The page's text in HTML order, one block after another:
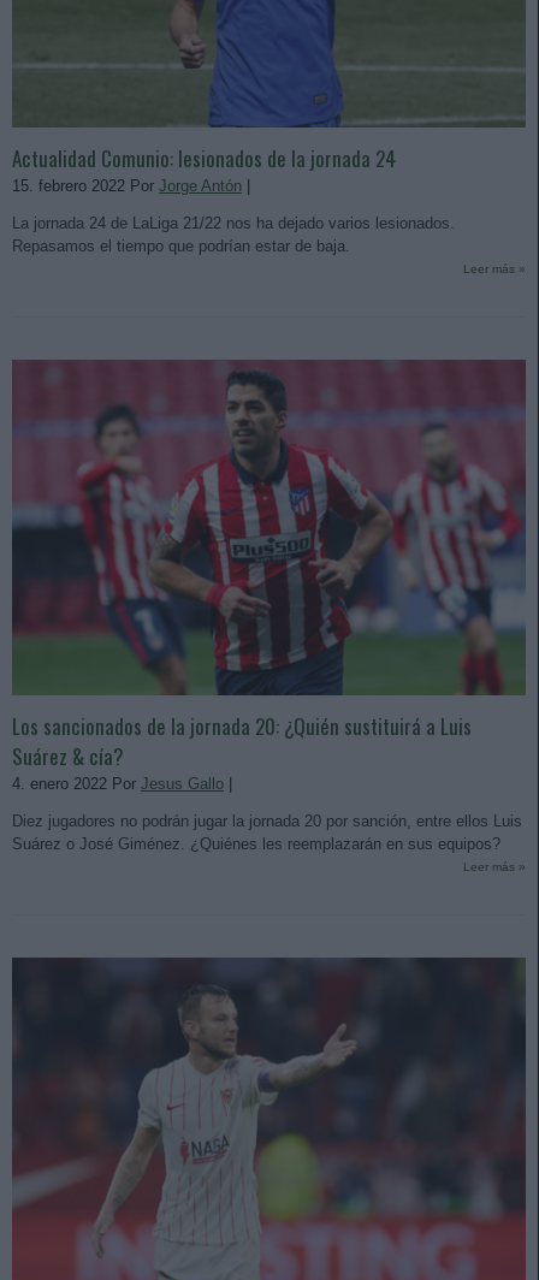
Actualidad Comunio: lesionados de la jornada 24
15. febrero 2022 Por Jorge Antón
La jornada 24 de LaLiga 21/22 nos ha dejado varios lesionados.
Repasamos el tiempo que podrían estar de baja.
Leer más »
Los sancionados de la jornada 20: ¿Quién sustituirá a Luis
Suárez & cía?
4. enero 2022 Por Jesus Gallo
Diez jugadores no podrán jugar la jornada 20 por sanción, entre ellos Luis
Suárez o José Giménez. ¿Quiénes les reemplazarán en sus equipos?
Leer más »